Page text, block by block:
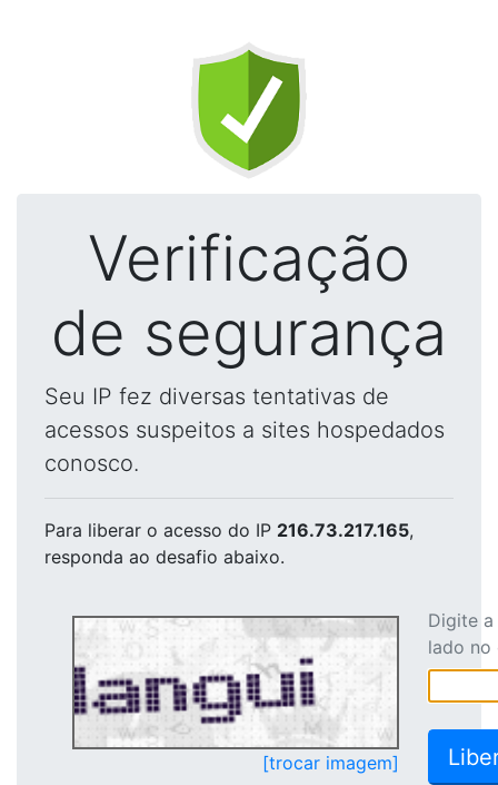
Verificação
de segurança
Seu IP fez diversas tentativas de
acessos suspeitos a sites hospedados
conosco.
Para liberar o acesso do IP 216.73.217.165,
responda ao desafio abaixo.
[trocar imagem]
Digite
lado no